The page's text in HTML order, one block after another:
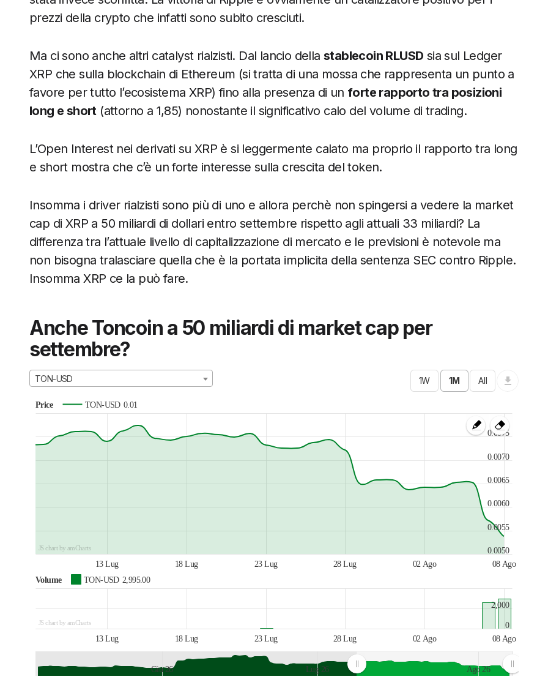
prezzi della crypto che infatti sono subito cresciuti.
Ma ci sono anche altri catalyst rialzisti. Dal lancio della stablecoin RLUSD sia sul Ledger
XRP che sulla blockchain di Ethereum (si tratta di una mossa che rappresenta un punto a
favore per tutto l’ecosistema XRP) fino alla presenza di un forte rapporto tra posizioni
long e short(attorno a 1,85) nonostante il significativo calo del volume di trading.
L’Open Interest nei derivati su XRP è si leggermente calato ma proprio il rapporto tra long
e short mostra che c’è un forte interesse sulla crescita del token.
Insomma i driver rialzisti sono più di uno e allora perchè non spingersi a vedere la market
cap di XRP a 50 miliardi di dollari entro settembre rispetto agli attuali 33 miliardi? La
differenza tra l’attuale livello di capitalizzazione di mercato e le previsioni è notevole ma
non bisogna tralasciare quella che è la portata implicita della sentenza SEC contro Ripple.
Insomma XRP ce la può fare.
Anche Toncoin a 50 miliardi di market cap per
settembre?
TON-USD
Price TON-USD 0.01
13 Lug 18 Lug 23 Lug 28 Lug 02 Ago 08 Ago
0.0050
0.0055
0.0060
0.0065
0.0070
0.0075
JS chart by amCharts
Volume TON-USD 2,995.00
13 Lug 18 Lug 23 Lug 28 Lug 02 Ago 08 Ago
0
2,000
JS chart by amCharts
Giu 26 Lug 26 Ago 26